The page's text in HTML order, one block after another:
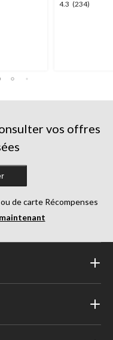
4.3 (234)
4.3
vos offres
de carte Récompenses